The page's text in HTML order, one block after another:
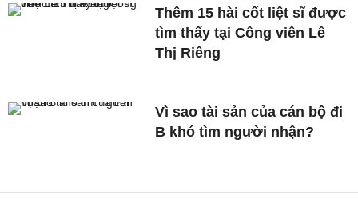
Thêm 15 hài cốt liệt sĩ được
tìm thấy tại Công viên Lê
Thị Riêng
Vì sao tài sản của cán bộ đi
B khó tìm người nhận?